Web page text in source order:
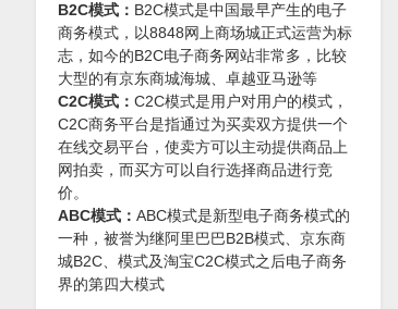
B2C模式： B2C模式是中国最早产生的电子
商务模式，以8848网上商场城正式运营为标
志，如今的B2C电子商务网站非常多，比较
大型的有京东商城海城、卓越亚马逊等
C2C模式： C2C模式是用户对用户的模式，
C2C商务平台是指通过为买卖双方提供一个
在线交易平台，使卖方可以主动提供商品上
网拍卖，而买方可以自行选择商品进行竞
价。
ABC模式： ABC模式是新型电子商务模式的
一种，被誉为继阿里巴巴B2B模式、京东商
城B2C、模式及淘宝C2C模式之后电子商务
界的第四大模式